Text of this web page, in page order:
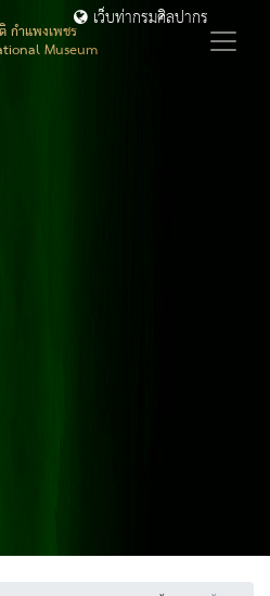
กำแพงเพชร
Museum
เว็บท่ากรมศิลปากร